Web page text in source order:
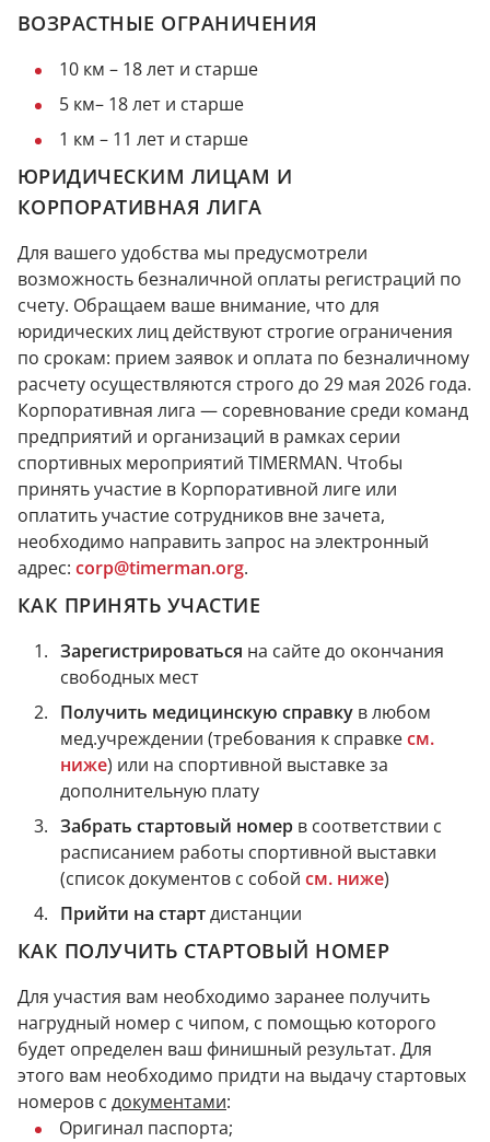
ВОЗРАСТНЫЕ ОГРАНИЧЕНИЯ
10 км – 18 лет и старше
5 км– 18 лет и старше
1 км – 11 лет и старше
ЮРИДИЧЕСКИМ ЛИЦАМ И
КОРПОРАТИВНАЯ ЛИГА
Для вашего удобства мы предусмотрели
возможность безналичной оплаты регистраций по
счету. Обращаем ваше внимание, что для
юридических лиц действуют строгие ограничения
по срокам: прием заявок и оплата по безналичному
расчету осуществляются строго до 29 мая 2026 года.
Корпоративная лига — соревнование среди команд
предприятий и организаций в рамках серии
спортивных мероприятий TIMERMAN. Чтобы
принять участие в Корпоративной лиге или
оплатить участие сотрудников вне зачета,
необходимо направить запрос на электронный
адрес: corp@timerman.org.
КАК ПРИНЯТЬ УЧАСТИЕ
Зарегистрироваться на сайте до окончания
свободных мест
Получить медицинскую справку в любом
мед.учреждении (требования к справкесм.
ниже) или на спортивной выставке за
дополнительную плату
Забрать стартовый номер в соответствии с
расписанием работы спортивной выставки
(список документов с собой см. ниже)
Прийти на стартдистанции
КАК ПОЛУЧИТЬ СТАРТОВЫЙ НОМЕР
Для участия вам необходимо заранее получить
нагрудный номер с чипом, с помощью которого
будет определен ваш финишный результат. Для
этого вам необходимо придти на выдачу стартовых
номеров с документами:
Оригинал паспорта;